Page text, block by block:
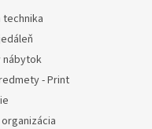
technika
nábytok
- Print